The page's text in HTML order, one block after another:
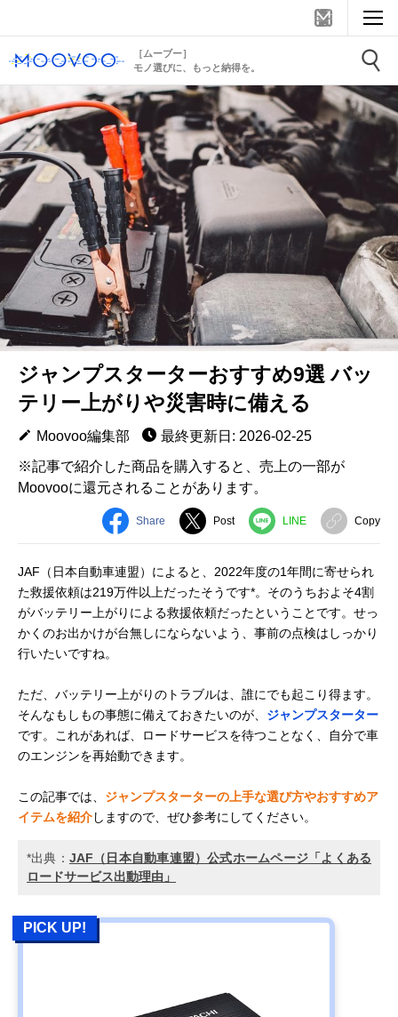
［ムーブー］
モノ選びに、もっと納得を。
ジャンプスターターおすすめ9選 バッ
テリー上がりや災害時に備える
Moovoo編集部
最終更新日: 2026-02-25
※記事で紹介した商品を購入すると、売上の一部が
Moovooに還元されることがあります。
Share Post LINE Copy
JAF（日本自動車連盟）によると、2022年度の1年間に寄せられ
た救援依頼は219万件以上だったそうです*。そのうちおよそ4割
がバッテリー上がりによる救援依頼だったということです。せっ
かくのお出かけが台無しにならないよう、事前の点検はしっかり
行いたいですね。
ただ、バッテリー上がりのトラブルは、誰にでも起こり得ます。
そんなもしもの事態に備えておきたいのが、 ジャンプスターター
です。これがあれば、ロードサービスを待つことなく、自分で車
のエンジンを再始動できます。
この記事では、 ジャンプスターターの上手な選び方やおすすめア
イテムを紹介しますので、ぜひ参考にしてください。
*出典： JAF（日本自動車連盟）公式ホームページ「よくある
ロードサービス出動理由」
PICK UP!